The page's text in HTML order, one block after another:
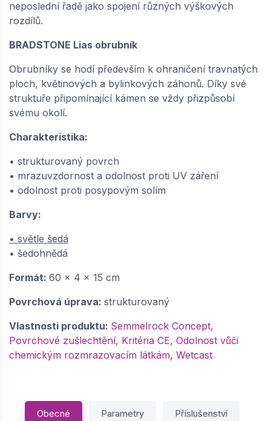
neposlední řadě jako spojení různých výškových
rozdílů.
BRADSTONE Lias obrubník
Obrubníky se hodí především k ohraničení travnatých
ploch, květinových a bylinkových záhonů. Díky své
struktuře připomínající kámen se vždy přizpůsobí
svému okolí.
Charakteristika:
• strukturovaný povrch
• mrazuvzdornost a odolnost proti UV záření
• odolnost proti posypovým solím
Barvy:
• světle šedá
• šedohnědá
Formát: 60 x 4 x 15 cm
Povrchová úprava: strukturovaný
Vlastnosti produktu: Semmelrock Concept,
Povrchové zušlechtění, Kritéria CE, Odolnost vůči
chemickým rozmrazovacím látkám, Wetcast
Obecné Parametry Příslušenství